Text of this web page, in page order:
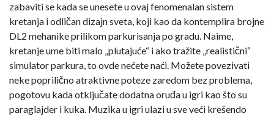
zabaviti se kada se unesete u ovaj fenomenalan sistem
kretanja i odličan dizajn sveta, koji kao da kontemplira brojne
DL2 mehanike prilikom parkurisanja po gradu. Naime,
kretanje ume biti malo „plutajuće“ i ako tražite „realistični“
simulator parkura, to ovde nećete naći. Možete povezivati
neke poprilično atraktivne poteze zaredom bez problema,
pogotovu kada otključate dodatna oruđa u igri kao što su
paraglajder i kuka. Muzika u igri ulazi u sve veći krešendo